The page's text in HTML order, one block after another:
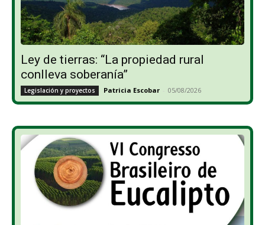
Ley de tierras: “La propiedad rural
conlleva soberanía”
Legislación y proyectos Patricia Escobar - 05/08/2026